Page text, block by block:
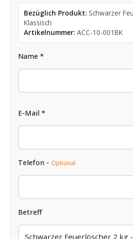
Bezüglich Produkt: Schwarzer
Klassisch
Artikelnummer: ACC-10-001BK
Name *
E-Mail *
Telefon - Optional
Betreff